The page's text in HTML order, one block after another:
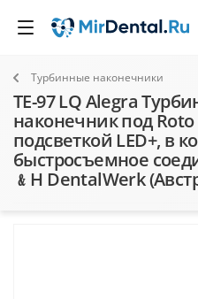
Турбинные наконечники
TE-97 LQ Alegra
наконечник под Roto
подсветкой LED+, в
быстросъемное
﹠H DentalWerk